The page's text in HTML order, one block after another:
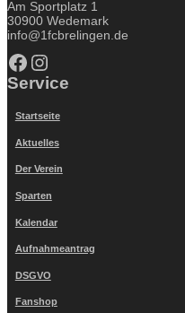
Am Sportplatz 1
30900 Wedemark
info@1fcbrelingen.de
Facebook Instagram
Service
Startseite
Aktuelles
Der Verein
Sparten
Kalendar
Aufnahmeantrag
DSGVO
Fanshop